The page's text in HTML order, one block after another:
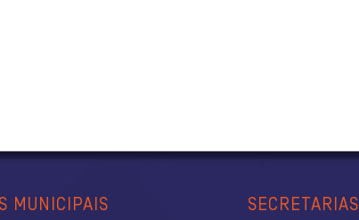
MUNICIPAIS SECRETARIAS